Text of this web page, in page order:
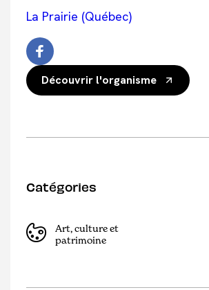
La Prairie (Québec)
Découvrir l'organisme
Catégories
Art, culture et
patrimoine